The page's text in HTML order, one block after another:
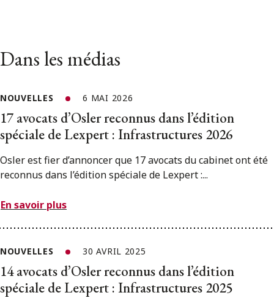
Dans les médias
NOUVELLES 6 MAI 2026
17 avocats d’Osler reconnus dans l’édition
spéciale de Lexpert : Infrastructures 2026
Osler est fier d’annoncer que 17 avocats du cabinet ont été
reconnus dans l’édition spéciale de Lexpert :...
En savoir plus
NOUVELLES 30 AVRIL 2025
14 avocats d’Osler reconnus dans l’édition
spéciale de Lexpert : Infrastructures 2025